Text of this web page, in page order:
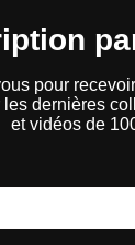
pour
les dernières
et vidéos de